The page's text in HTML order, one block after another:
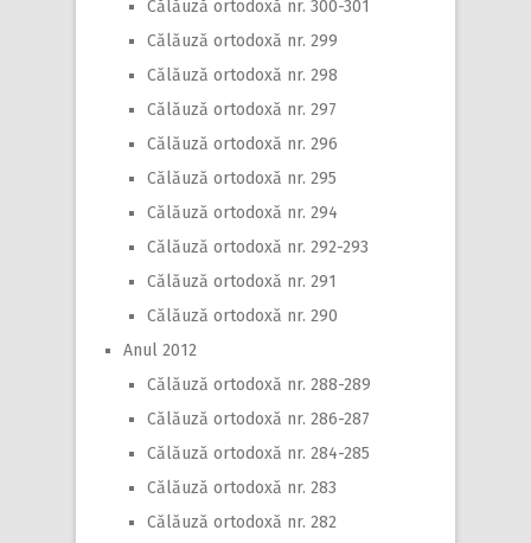
Călăuză ortodoxă nr. 300-301
Călăuză ortodoxă nr. 299
Călăuză ortodoxă nr. 298
Călăuză ortodoxă nr. 297
Călăuză ortodoxă nr. 296
Călăuză ortodoxă nr. 295
Călăuză ortodoxă nr. 294
Călăuză ortodoxă nr. 292-293
Călăuză ortodoxă nr. 291
Călăuză ortodoxă nr. 290
Anul 2012
Călăuză ortodoxă nr. 288-289
Călăuză ortodoxă nr. 286-287
Călăuză ortodoxă nr. 284-285
Călăuză ortodoxă nr. 283
Călăuză ortodoxă nr. 282